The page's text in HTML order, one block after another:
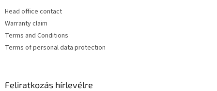
Head office contact
Warranty claim
Terms and Conditions
Terms of personal data protection
Feliratkozás hírlevélre